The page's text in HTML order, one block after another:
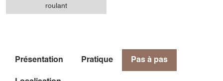
roulant
Présentation Pratique Pas à pas